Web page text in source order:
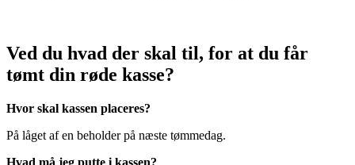
Ved du hvad der skal til, for at du får
tømt din røde kasse?
Hvor skal kassen placeres?
På låget af en beholder på næste tømmedag.
Hvad må jeg putte i kassen?